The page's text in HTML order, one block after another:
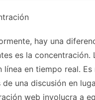
hay una
es la
línea en tiempo real.
una discusión en
web involucra a